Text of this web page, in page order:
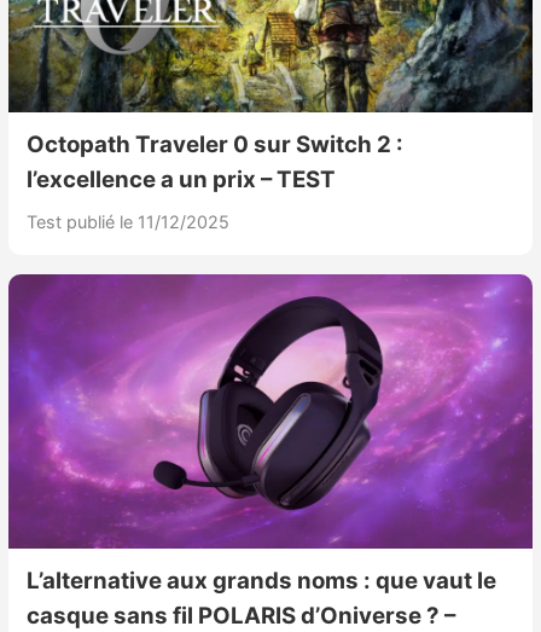
Octopath Traveler 0 sur Switch 2 :
l’excellence a un prix – TEST
Test publié le 11/12/2025
L’alternative aux grands noms : que vaut le
casque sans fil POLARIS d’Oniverse ? –